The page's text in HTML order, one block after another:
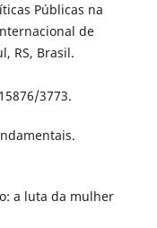
Públicas na
de
RS, Brasil.
3773.
a luta da mulher